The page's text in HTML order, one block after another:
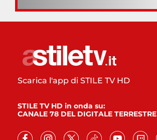
Scarica l'app di STILE TV HD
STILE TV HD in onda su:
CANALE 78 DEL DIGITALE TERRESTRE